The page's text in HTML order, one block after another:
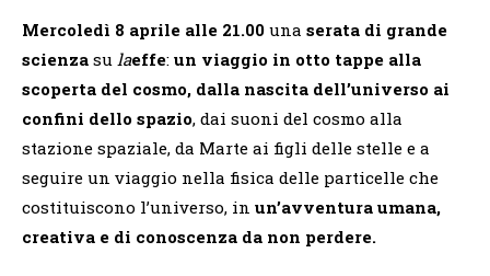
Mercoledì 8 aprile alle 21.00 una serata di grande
scienza su laeffe: un viaggio in otto tappe alla
scoperta del cosmo, dalla nascita dell’universo ai
confini dello spazio, dai suoni del cosmo alla
stazione spaziale, da Marte ai figli delle stelle e a
seguire un viaggio nella fisica delle particelle che
costituiscono l’universo, in un’avventura umana,
creativa e di conoscenza da non perdere.